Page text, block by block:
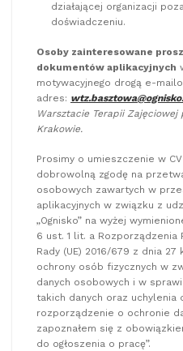
działającej organizacji
doświadczeniu.
Osoby zainteresowane
dokumentów aplikacyjnych
motywacyjnego drogą e-
adres:
Warsztacie Terapii Zajęciowej
Krakowie.
Prosimy o umieszczenie w
dobrowolną zgodę na
osobowych zawartych w
aplikacyjnych w związku z
„Ognisko” na wyżej
6 ust. 1 lit. a Rozporządzenia
Rady (UE) 2016/679 z dnia
ochrony osób fizycznych w
danych osobowych i w
takich danych oraz uchylenia
rozporządzenie o ochronie
zapoznałem się z
do ogłoszenia o pracę”.